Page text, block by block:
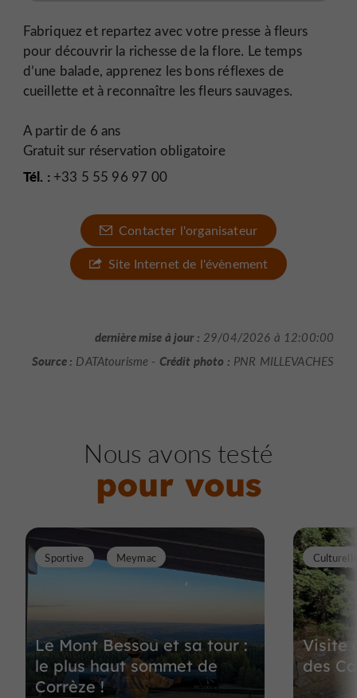
Fabriquez et repartez avec votre presse à fleurs
pour découvrir la richesse de la flore. Le temps
d’une balade, apprenez les bons réflexes de
cueillette et à reconnaître les fleurs sauvages.
A partir de 6 ans
Gratuit sur réservation obligatoire
Tél. :+33 5 55 96 97 00
Contacter l'organisateur
Site Internet de l'évènement
dernière mise à jour : 29/04/2026 à 12:00:00
Source : DATAtourisme - Crédit photo : PNR MILLEVACHES
Nous avons testé
pour vous
Le Mont Bessou et sa tour :
le plus haut sommet de
Corrèze !
Sportive Meymac
Visite
des